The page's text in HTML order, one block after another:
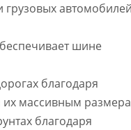
шине
благодаря
их массивным
благодаря